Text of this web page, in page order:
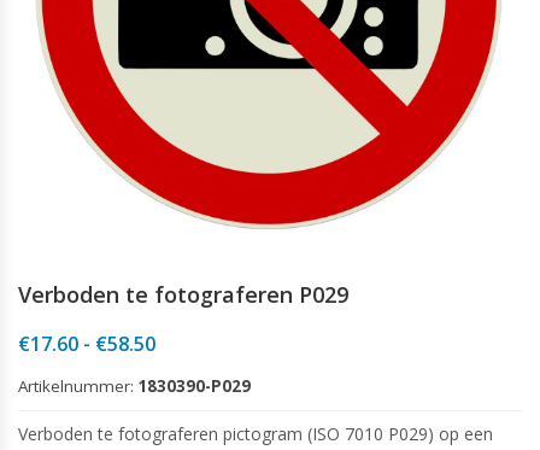
Verboden te fotograferen P029
€17.60 - €58.50Prijsklasse:
tot
Artikelnummer: 1830390-P029
Verboden te fotograferen pictogram (ISO 7010 P029) op een